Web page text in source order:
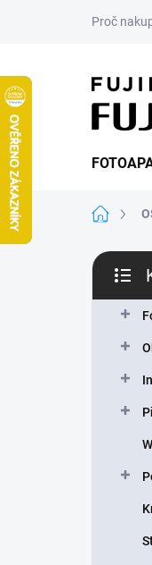
Proč
Domů
P
s